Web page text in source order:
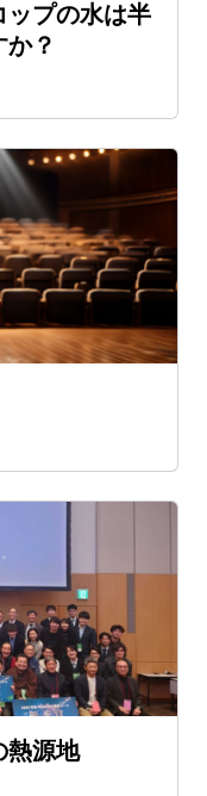
ップの水は半
？
熱源地